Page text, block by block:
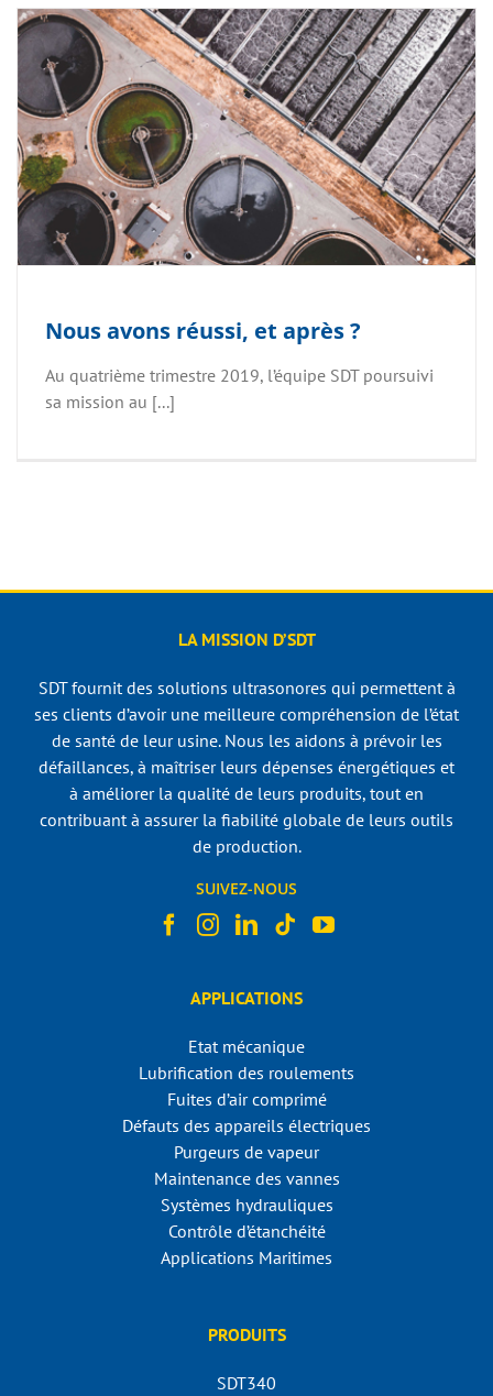
Nous avons réussi, et après ?
Au quatrième trimestre 2019, l’équipe SDT poursuivi
sa mission au [...]
LA MISSION D’SDT
SDT fournit des solutions ultrasonores qui permettent à
ses clients d’avoir une meilleure compréhension de l’état
de santé de leur usine. Nous les aidons à prévoir les
défaillances, à maîtriser leurs dépenses énergétiques et
à améliorer la qualité de leurs produits, tout en
contribuant à assurer la fiabilité globale de leurs outils
de production.
SUIVEZ-NOUS
APPLICATIONS
Etat mécanique
Lubrification des roulements
Fuites d’air comprimé
Défauts des appareils électriques
Purgeurs de vapeur
Maintenance des vannes
Systèmes hydrauliques
Contrôle d’étanchéité
Applications Maritimes
PRODUITS
SDT340